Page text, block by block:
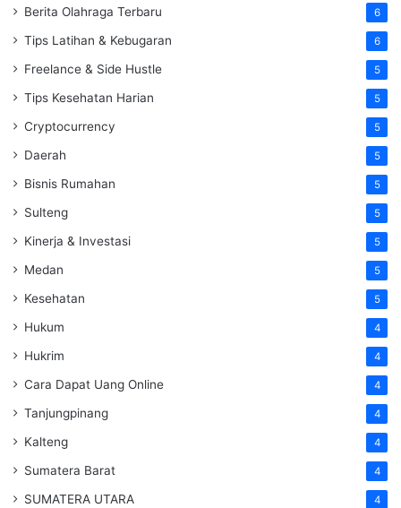
Berita Olahraga Terbaru 6
Tips Latihan & Kebugaran 6
Freelance & Side Hustle 5
Tips Kesehatan Harian 5
Cryptocurrency 5
Daerah 5
Bisnis Rumahan 5
Sulteng 5
Kinerja & Investasi 5
Medan 5
Kesehatan 5
Hukum 4
Hukrim 4
Cara Dapat Uang Online 4
Tanjungpinang 4
Kalteng 4
Sumatera Barat 4
SUMATERA UTARA 4